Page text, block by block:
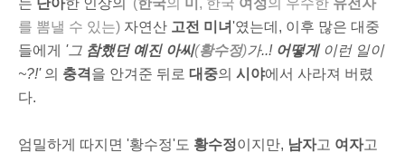
를 뽐낼 수 있는) 자연산 고전 미녀'였는데, 이후 많은 대중
들에게 '그 참했던예진 아씨(황수정)가..! 어떻게이런 일이
~?!' 의 충격 을 안겨준 뒤로 대중의 시야에서 사라져 버렸
다.
엄밀하게 따지면 '황수정'도 황수정이지만, 남자고 여자고